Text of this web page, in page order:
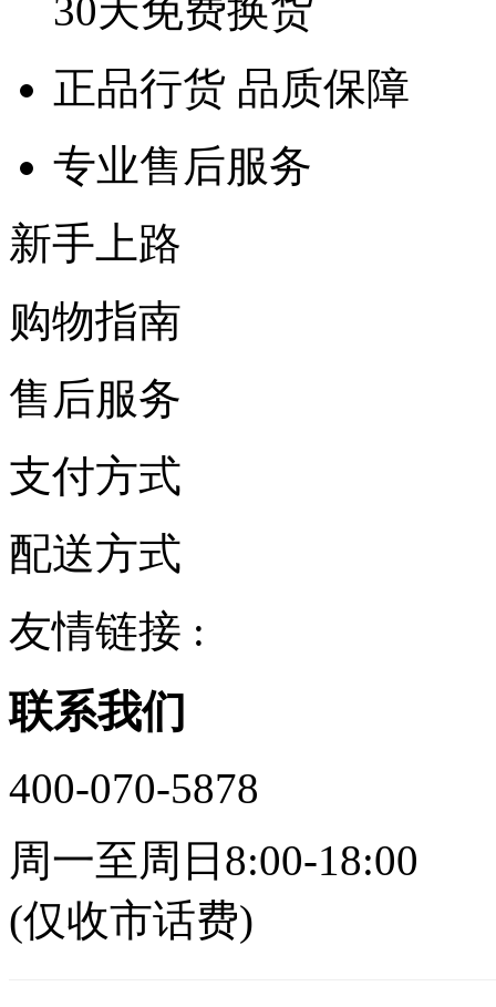
30天免费换货
正品行货 品质保障
专业售后服务
新手上路
购物指南
售后服务
支付方式
配送方式
友情链接 :
联系我们
400-070-5878
周一至周日8:00-18:00
(仅收市话费)